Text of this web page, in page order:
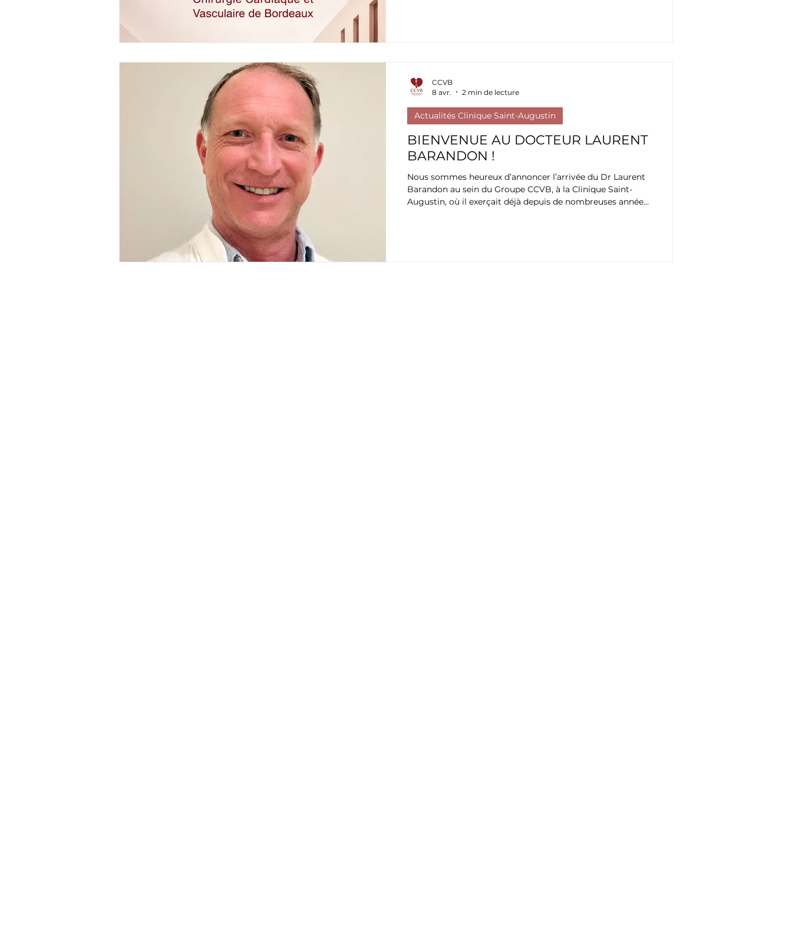
BIENVENUE AU DOCTEUR LAURENT
BARANDON !
Nous sommes heureux d’annoncer l’arrivée du Dr Laurent
Barandon au sein du Groupe CCVB, à la Clinique Saint-
Augustin, où il exerçait déjà depuis de nombreuses années
Actualités Clinique Saint-Augustin
CCVB
8 avr.
2 min de lecture